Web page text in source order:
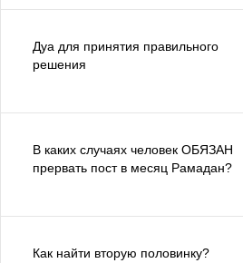
Дуа для принятия правильного
решения
В каких случаях человек ОБЯЗАН
прервать пост в месяц Рамадан?
Как найти вторую половинку?